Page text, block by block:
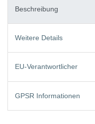
Beschreibung
Weitere Details
EU-Verantwortlicher
GPSR Informationen